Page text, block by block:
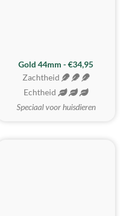
Gold 44mm - €34,95
Zachtheid
Echtheid
Speciaal voor huisdieren